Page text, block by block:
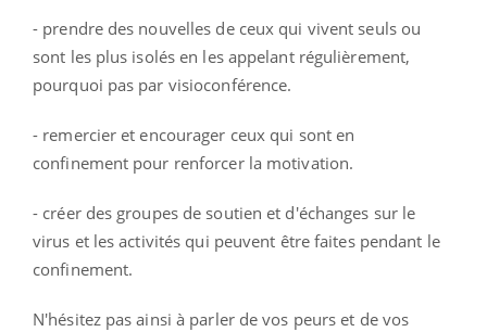
- prendre des nouvelles de ceux qui vivent seuls ou
sont les plus isolés en les appelant régulièrement,
pourquoi pas par visioconférence.
- remercier et encourager ceux qui sont en
confinement pour renforcer la motivation.
- créer des groupes de soutien et d'échanges sur le
virus et les activités qui peuvent être faites pendant le
confinement.
N'hésitez pas ainsi à parler de vos peurs et de vos